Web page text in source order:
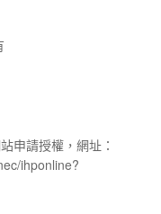
申請授權，網址：
ihponline?